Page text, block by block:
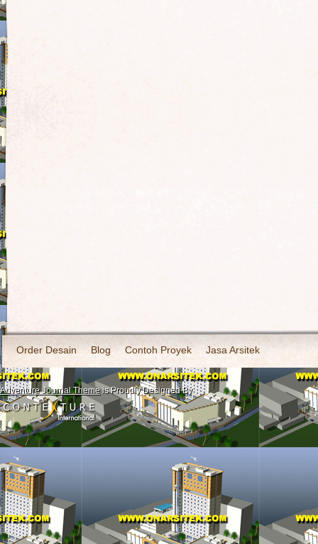
Order Desain Blog Contoh Proyek Jasa Arsitek
Adventure Journal Themeis Proudly Designed By